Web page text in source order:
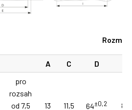
A C D
pro
rozsah
od 7,5
13 11,5 64±0,2 85